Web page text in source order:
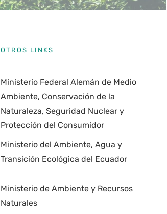
OTROS LINKS
Ministerio Federal Alemán de Medio
Ambiente, Conservación de la
Naturaleza, Seguridad Nuclear y
Protección del Consumidor
Ministerio del Ambiente, Agua y
Transición Ecológica del Ecuador
Ministerio de Ambiente y Recursos
Naturales